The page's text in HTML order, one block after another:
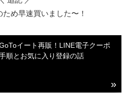
め早速買いました〜！
イート再販！LINE電子クーポ
順とお気に入り登録の話